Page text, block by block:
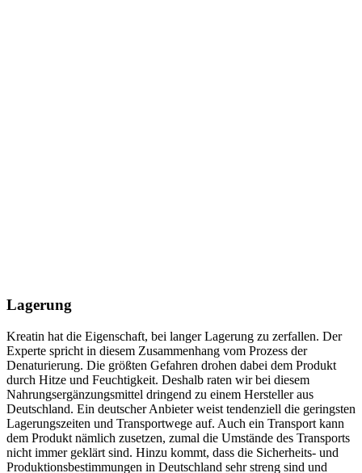
Lagerung
Kreatin hat die Eigenschaft, bei langer Lagerung zu zerfallen. Der
Experte spricht in diesem Zusammenhang vom Prozess der
Denaturierung. Die größten Gefahren drohen dabei dem Produkt
durch Hitze und Feuchtigkeit. Deshalb raten wir bei diesem
Nahrungsergänzungsmittel dringend zu einem Hersteller aus
Deutschland. Ein deutscher Anbieter weist tendenziell die geringsten
Lagerungszeiten und Transportwege auf. Auch ein Transport kann
dem Produkt nämlich zusetzen, zumal die Umstände des Transports
nicht immer geklärt sind. Hinzu kommt, dass die Sicherheits- und
Produktionsbestimmungen in Deutschland sehr streng sind und